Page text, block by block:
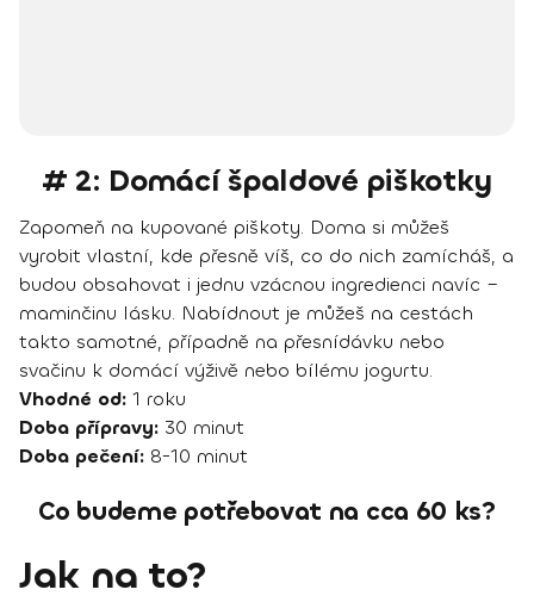
# 2: Domácí špaldové piškotky
Zapomeň na kupované piškoty. Doma si můžeš
vyrobit vlastní, kde přesně víš, co do nich zamícháš, a
budou obsahovat i jednu vzácnou ingredienci navíc –
maminčinu lásku. Nabídnout je můžeš na cestách
takto samotné, případně na přesnídávku nebo
svačinu k domácí výživě nebo bílému jogurtu.
Vhodné od: 1 roku
Doba přípravy: 30 minut
Doba pečení: 8-10 minut
Co budeme potřebovat na cca 60 ks?
Jak na to?